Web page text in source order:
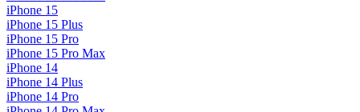
iPhone 15
iPhone 15 Plus
iPhone 15 Pro
iPhone 15 Pro Max
iPhone 14
iPhone 14 Plus
iPhone 14 Pro